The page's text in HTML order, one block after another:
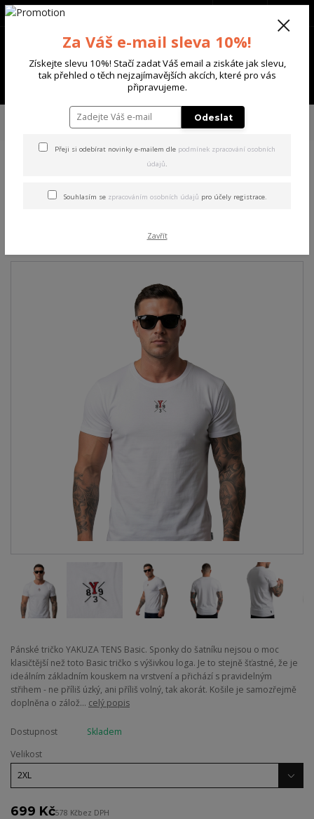
Menu
+420 702 136 620
TRIKA & TÍLKA
Yakuza pánské tričko Tens Regular
Basic T-Shirt white 2XL
Regular Basic T-Shirt white
Pánské tričko YAKUZA TENS Basic. Sponky do šatníku nejsou o moc
klasičtější než toto Basic tričko s výšivkou loga. Je to stejně šťastné, že je
ideálním základním kouskem na vrstvení a přichází s pravidelným
střihem - ne příliš úzký, ani příliš volný, tak akorát. Košile je samozřejmě
doplněna o zálož... celý popis
Dostupnost
Skladem
Velikost
699 Kč578 Kčbez DPH
Za Váš e-mail sleva 10%!
Získejte slevu 10%! Stačí zadat Váš email a ziskáte jak slevu,
tak přehled o těch nejzajímavějších akcích, které pro vás
připravujeme.
Odeslat
Přeji si odebírat novinky e-mailem dle podmínek zpracování osobních
údajů.
Souhlasím se zpracováním osobních údajů pro účely registrace.
Zavřít